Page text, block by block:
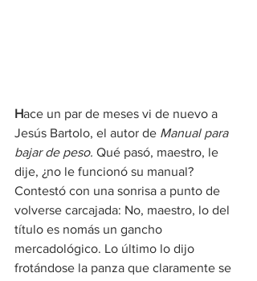
Hace un par de meses vi de nuevo a
Jesús Bartolo, el autor de Manual para
bajar de peso. Qué pasó, maestro, le
dije, ¿no le funcionó su manual?
Contestó con una sonrisa a punto de
volverse carcajada: No, maestro, lo del
título es nomás un gancho
mercadológico. Lo último lo dijo
frotándose la panza que claramente se